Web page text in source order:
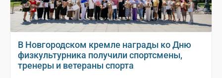
В Новгородском кремле награды ко Дню
физкультурника получили спортсмены,
тренеры и ветераны спорта